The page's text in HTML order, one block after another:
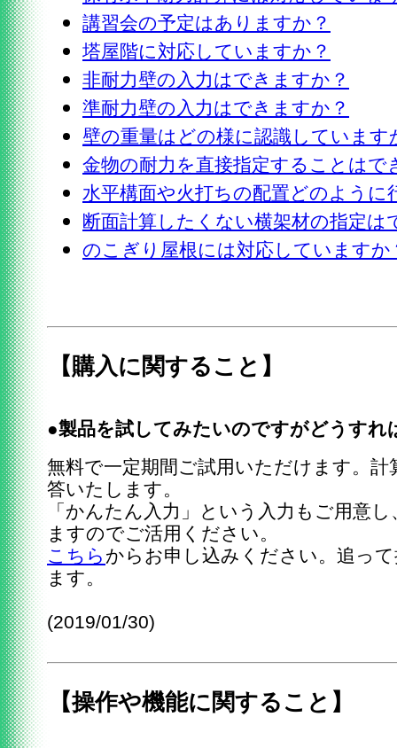
講習会の予定はありますか？
塔屋階に対応していますか？
非耐力壁の入力はできますか？
準耐力壁の入力はできますか？
壁の重量はどの様に認識しています
金物の耐力を直接指定することはで
水平構面や火打ちの配置どのように
断面計算したくない横架材の指定は
のこぎり屋根には対応していますか
【購入に関すること】
●製品を試してみたいのですがどうすれ
無料で一定期間ご試用いただけます。
答いたします。
「かんたん入力」という入力もご用意
ますのでご活用ください。
こちら からお申し込みください。追っ
ます。
(2019/01/30)
【操作や機能に関すること】